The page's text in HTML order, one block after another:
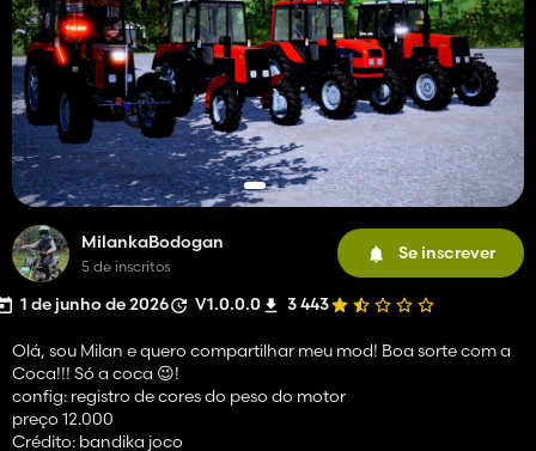
MilankaBodogan
5 de inscritos
Se inscrever
1 de junho de 2026 V1.0.0.0 3 443
Olá, sou Milan e quero compartilhar meu mod! Boa sorte com a
Coca!!! Só a coca 😉!
config: registro de cores do peso do motor
preço 12.000
Crédito: bandika joco